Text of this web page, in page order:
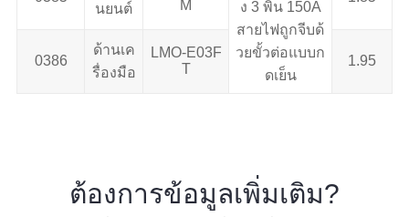
นยนต์
M
ง 3 พิน 150A
สายไฟถูกจีบด้
วยขั้วต่อแบบก
ดเย็น
0386
ด้านเค
รื่องมือ
LMO-E03F
T
1.95
ต้องการข้อมูลเพิ่มเติม?